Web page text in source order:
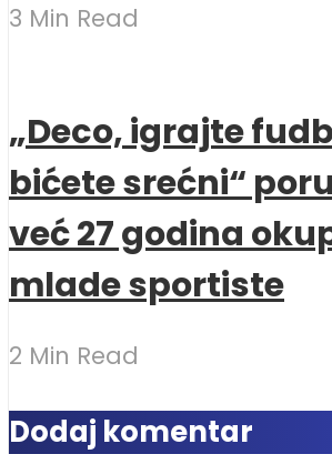
3 Min Read
„Deco, igrajte
bićete srećni“
već 27 godina
mlade sportiste
2 Min Read
Dodaj komentar